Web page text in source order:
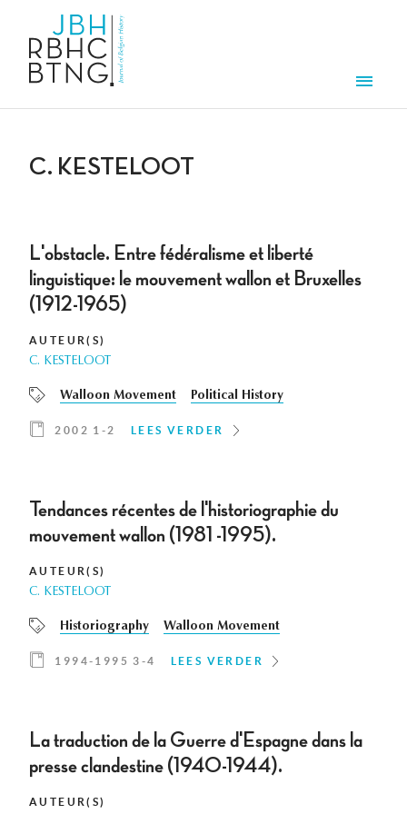
C. KESTELOOT
L'obstacle. Entre fédéralisme et liberté
linguistique: le mouvement wallon et Bruxelles
(1912-1965)
AUTEUR(S)
C. KESTELOOT
Walloon Movement Political History
2002 1-2 LEES VERDER
Tendances récentes de l'historiographie du
mouvement wallon (1981 -1995).
AUTEUR(S)
C. KESTELOOT
Historiography Walloon Movement
1994-1995 3-4 LEES VERDER
La traduction de la Guerre d'Espagne dans la
presse clandestine (1940-1944).
AUTEUR(S)